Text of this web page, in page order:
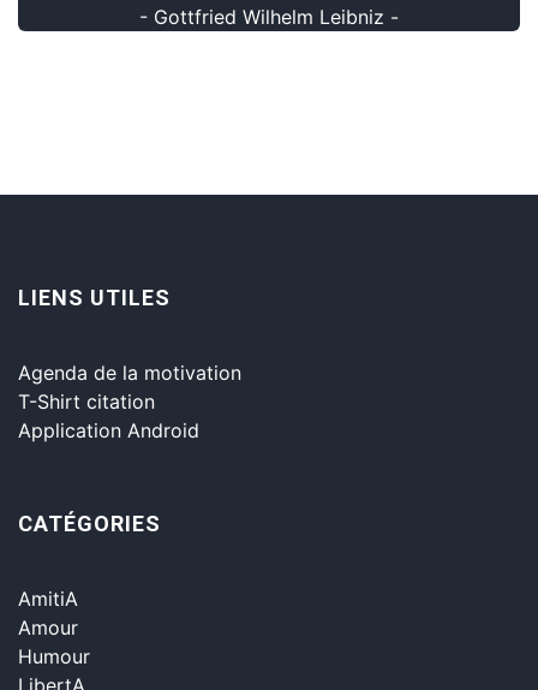
- Gottfried Wilhelm Leibniz -
LIENS UTILES
Agenda de la motivation
T-Shirt citation
Application Android
CATÉGORIES
AmitiA
Amour
Humour
LibertA